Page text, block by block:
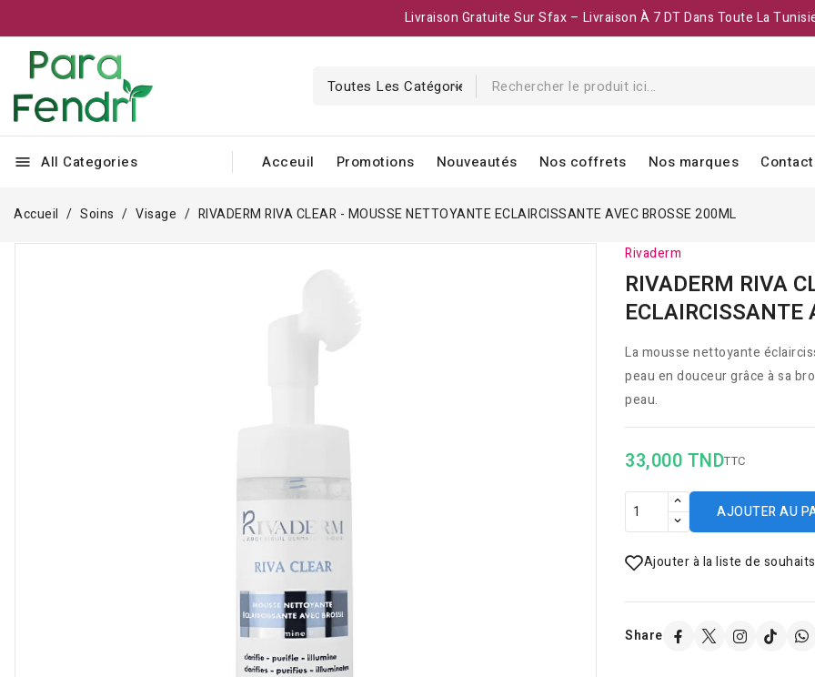
Livraison Gratuite Sur Sfax – Livraison À 7 DT Dans Toute La
menu All Categories Acceuil Promotions Nouveautés Nos coffrets Nos marques
Accueil Soins Visage RIVADERM RIVA CLEAR - MOUSSE NETTOYANTE ECLAIRCISSANTE AVEC BROSSE 200ML
Rivaderm
RIVADERM RIVA
ECLAIRCISSANTE
La mousse nettoyante
peau en douceur grâce à sa
peau.
33,000 TNDTTC
AJOUTER AU
Ajouter à la liste de souhaits
Share